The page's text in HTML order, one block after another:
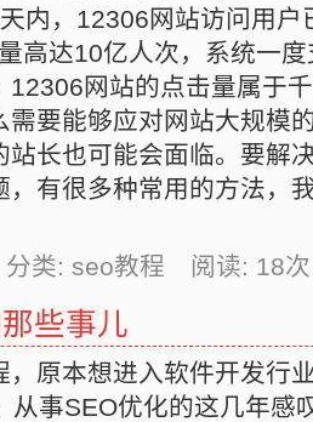
内，12306网站访问用户
高达10亿人次，系统一
12306网站的点击量属于
需要能够应对网站大规模
站长也可能会面临。要解
，有很多种常用的方法，
类: seo教程 阅读: 18
些事儿
，原本想进入软件开发行
从事SEO优化的这几年感